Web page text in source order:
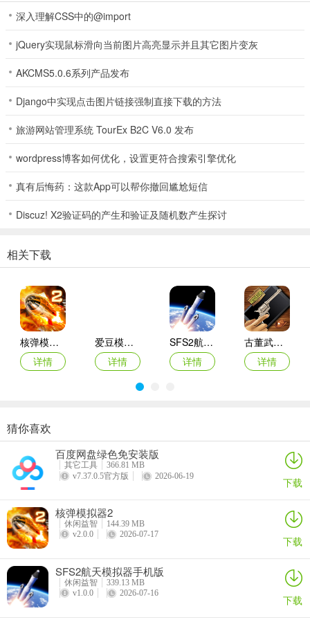
费，不断升级餐厅。
1. 成为餐厅厨师与管理者，打造个人风格餐厅，发挥想象力与创造力
制作美食。
取金币小费。
用。
4. 升级餐厅及烹饪设备，招待不同顾客赚取收益。
5. 按出现的食谱制作独特食物，游戏不同阶段有控制提示，自由组合
作料生成多样口味美食。
问：宝贝餐厅物语2026官方最新版本如何开始游戏？
答：在游戏中，你将扮演餐厅厨师和管理者，开始打造自己风格的餐
厅，制作美食招待顾客，赚取金币和小费。
答：简单在屏幕上拖拽点击，按照出现的食谱制作独特食物，还能自
由组合作料生成不同口味美食。
问：如何赚取金币和小费？
答：精心制作美食吸引顾客，招待各式各样的顾客就能赚取盆满钵
深入理解CSS中的@import
jQuery实现鼠标滑向当前图片高亮显示并且其它图片变灰
AKCMS5.0.6系列产品发布
Django中实现点击图片链接强制直接下载的方法
旅游网站管理系统 TourEx B2C V6.0 发布
wordpress博客如何优化，设置更符合搜索引擎优化
真有后悔药：这款App可以帮你撤回尴尬短信
Discuz! X2验证码的产生和验证及随机数产生探讨
相关下载
核弹模拟器2
详情
爱豆模拟器最新版
详情
SFS2航天模拟器手机版
详情
古董武器模拟器
详情
商店模拟器：超市Switch移植2026最新版本
详情
悠闲铁匠铺2026官方最新版本
详情
猫咪疗愈所
寒窗志
猜你喜欢
百度网盘绿色免安装版
其它工具
366.81 MB
v7.37.0.5官方版
2026-06-19 下载
核弹模拟器2
休闲益智
144.39 MB
v2.0.0
2026-07-17 下载
SFS2航天模拟器手机版
休闲益智
339.13 MB
v1.0.0
2026-07-16 下载